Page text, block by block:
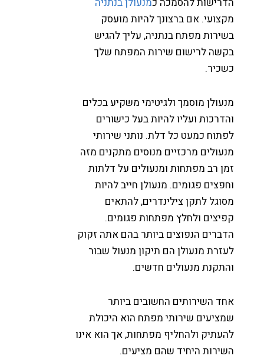
אם ברצונך להיות מועסק
מפתח בנתניה, עליך להגיש
לרישום שירות המפתח שלך
מוסמך ולגיטימי משקיע בכלים
ועליו להיות בעל כישורים
כמעט כל דלת. נותני שירותי
מרכזיים מנוסים מתקנים מזה
רב מפתחות ומנעולים על דלתות
פגומים. מנעולן חייב להיות
לתקן צילינדרים, להתאים
ולחלץ מפתחות פגומים.
הנפוצים ביותר בהם אתה זקוק
מנעולן הם תיקון מנעול שבור
מנעולים חדשים.
השירותים החשובים ביותר
שירותי מפתח הוא היכולת
ולהחליף מפתחות, אך הוא אינו
היחיד שהם מציעים.